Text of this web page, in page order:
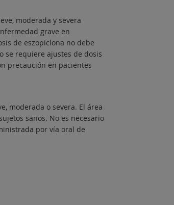
moderada y severa
grave en
de eszopiclona no debe
se requiere ajustes de dosis
precaución en pacientes
moderada o severa. El área
sanos. No es necesario
por vía oral de